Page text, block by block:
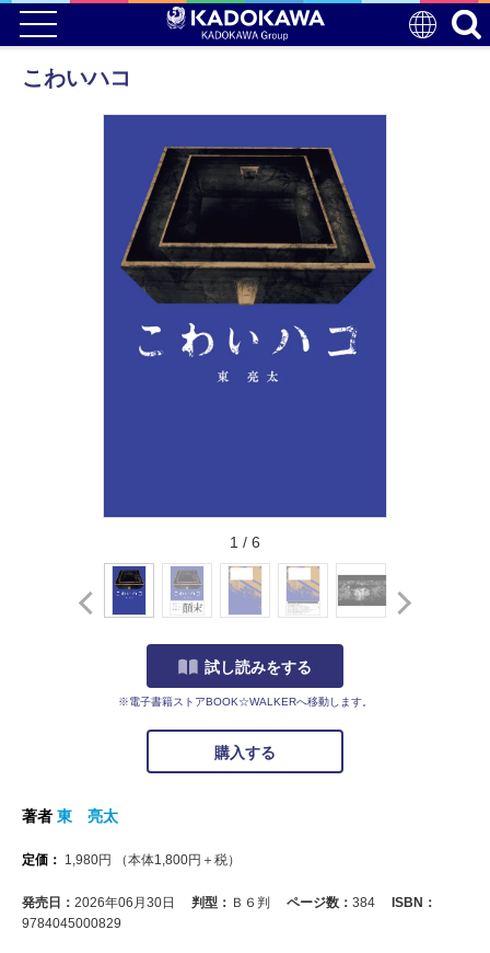
こわいハコ
1 / 6
試し読みをする
※電子書籍ストアBOOK☆WALKERへ移動します。
購入する
著者 東 亮太
定価： 1,980円 （本体1,800円＋税）
発売日： 2026年06月30日 判型： Ｂ６判 ページ数： 384
ISBN：
9784045000829